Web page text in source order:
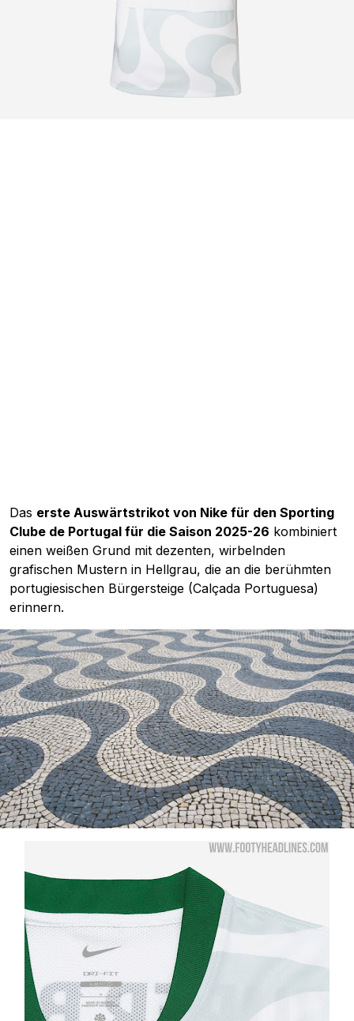
Das erste Auswärtstrikot von Nike für den Sporting
Clube de Portugal für die Saison 2025-26 kombiniert
einen weißen Grund mit dezenten, wirbelnden
grafischen Mustern in Hellgrau, die an die berühmten
portugiesischen Bürgersteige (Calçada Portuguesa)
erinnern.